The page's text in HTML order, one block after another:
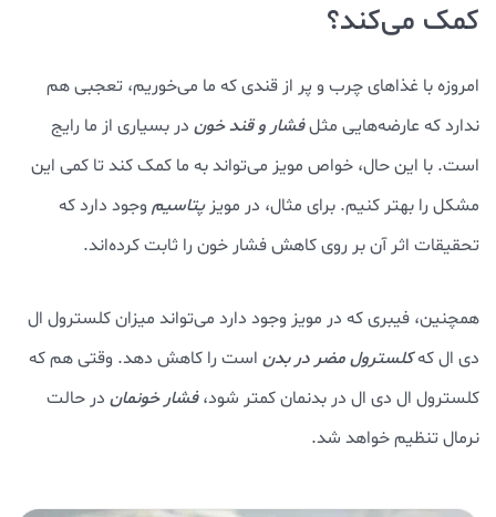
کمک می‌کند؟
امروزه با غذاهای چرب و پر از قندی که ما می‌خوریم، تعجبی هم
ندارد که عارضه‌هایی مثلفشار و قند خون در بسیاری از ما رایج
است. با این حال، خواص مویز می‌تواند به ما کمک کند تا کمی این
مشکل را بهتر کنیم. برای مثال، در مویزپتاسیم وجود دارد که
تحقیقات اثر آن بر روی کاهش فشار خون را ثابت کرده‌اند.
همچنین، فیبری که در مویز وجود دارد می‌تواند میزان کلسترول ال
دی ال کهکلسترول مضر در بدن است را کاهش دهد. وقتی هم که
کلسترول ال دی ال در بدنمان کمتر شود،فشار خونمان در حالت
نرمال تنظیم خواهد شد.